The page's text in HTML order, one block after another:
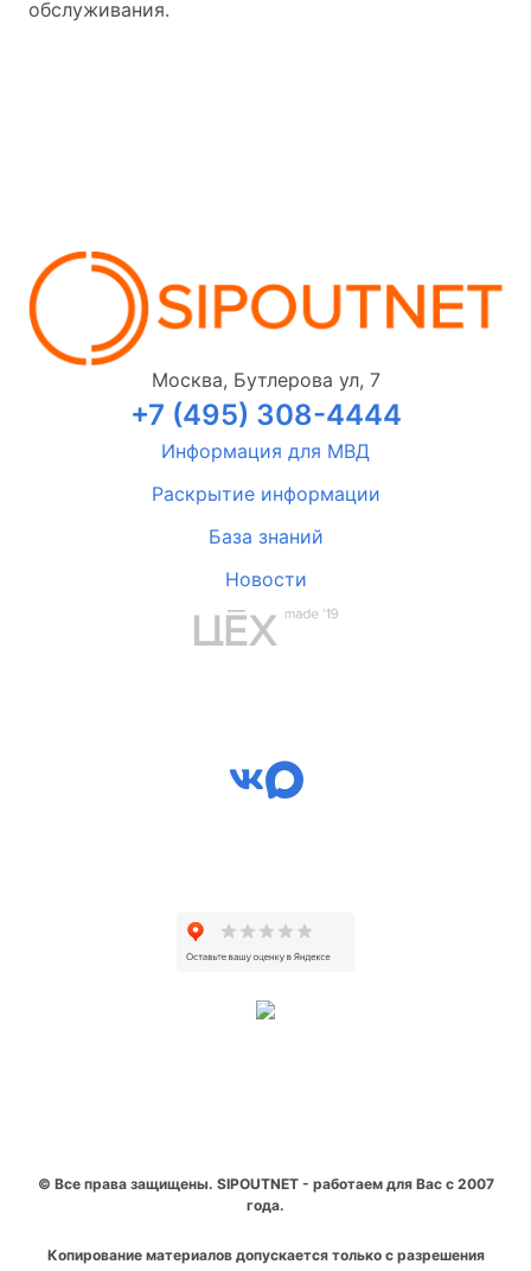
обслуживания.
Москва, Бутлерова ул, 7
+7 (495) 308-4444
Информация для МВД
Раскрытие информации
База знаний
Новости
© Все права защищены. SIPOUTNET - работаем для Вас с 2007
года.
Копирование материалов допускается только с разрешения